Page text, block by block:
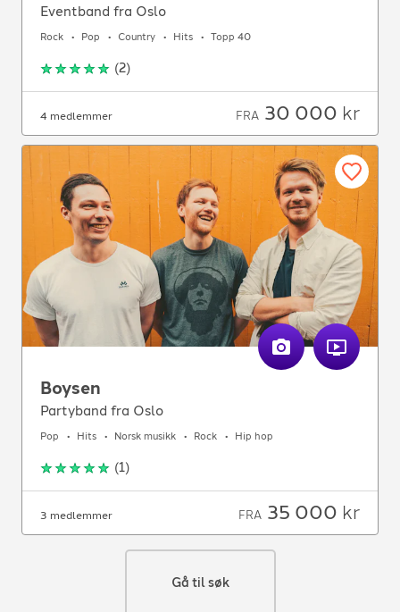
Eventband fra Oslo
Rock Pop Country Hits Topp 40
(2)
4 medlemmer FRA 30 000 kr
Boysen
Partyband fra Oslo
Pop Hits Norsk musikk Rock Hip hop
(1)
3 medlemmer FRA 35 000 kr
Gå til søk